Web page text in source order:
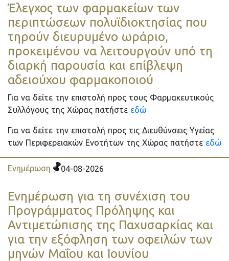
Έλεγχος των φαρμακείων των
περιπτώσεων πολυϊδιοκτησίας που
τηρούν διευρυμένο ωράριο,
προκειμένου να λειτουργούν υπό τη
διαρκή παρουσία και επίβλεψη
αδειούχου φαρμακοποιού
Για να δείτε την επιστολή προς τους Φαρμακευτικούς
Συλλόγους της Χώρας πατήστε εδώ
Για να δείτε την επιστολή προς τις Διευθύνσεις Υγείας
των Περιφερειακών Ενοτήτων της Χώρας πατήστε εδώ
Ενημέρωση 04-08-2026
Ενημέρωση για τη συνέχιση του
Προγράμματος Πρόληψης και
Αντιμετώπισης της Παχυσαρκίας και
για την εξόφληση των οφειλών των
μηνών Μαΐου και Ιουνίου